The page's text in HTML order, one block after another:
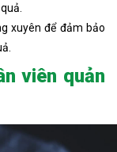
xuyên để đảm bảo
viên quản